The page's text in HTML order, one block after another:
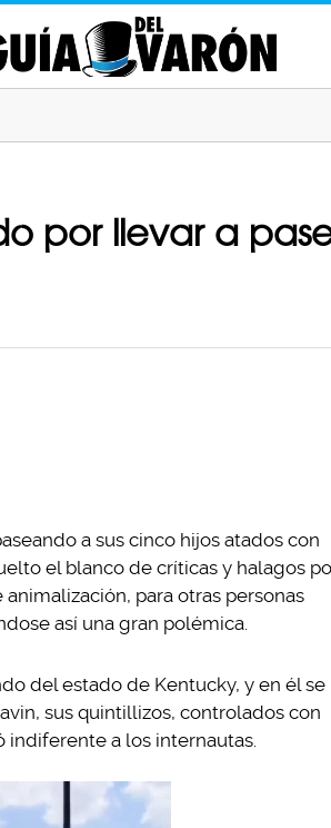
por llevar a
a sus cinco hijos atados con
el blanco de críticas y halagos
para otras personas
así una gran polémica.
del estado de Kentucky, y en él se
sus quintillizos, controlados con
indiferente a los internautas.